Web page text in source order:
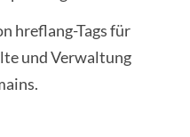
hreflang-Tags für
und Verwaltung